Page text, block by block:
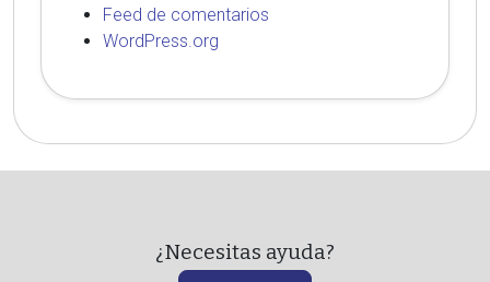
Feed de comentarios
WordPress.org
¿Necesitas ayuda?